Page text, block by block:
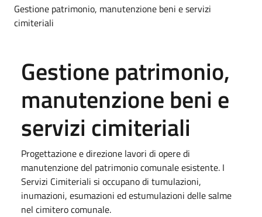
Gestione patrimonio, manutenzione beni e servizi
cimiteriali
Gestione patrimonio,
manutenzione beni e
servizi cimiteriali
Progettazione e direzione lavori di opere di
manutenzione del patrimonio comunale esistente. I
Servizi Cimiteriali si occupano di tumulazioni,
inumazioni, esumazioni ed estumulazioni delle salme
nel cimitero comunale.